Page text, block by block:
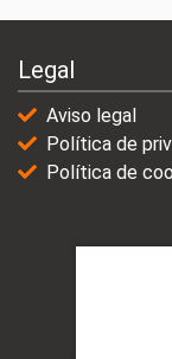
Legal
Aviso legal
Política de
Política de